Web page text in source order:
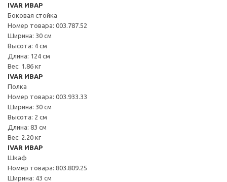
IVAR ИВАР
Боковая стойка
Номер товара: 003.787.52
Ширина: 30 см
Высота: 4 см
Длина: 124 см
Вес: 1.86 кг
IVAR ИВАР
Полка
Номер товара: 003.933.33
Ширина: 30 см
Высота: 2 см
Длина: 83 см
Вес: 2.20 кг
IVAR ИВАР
Шкаф
Номер товара: 803.809.25
Ширина: 43 см